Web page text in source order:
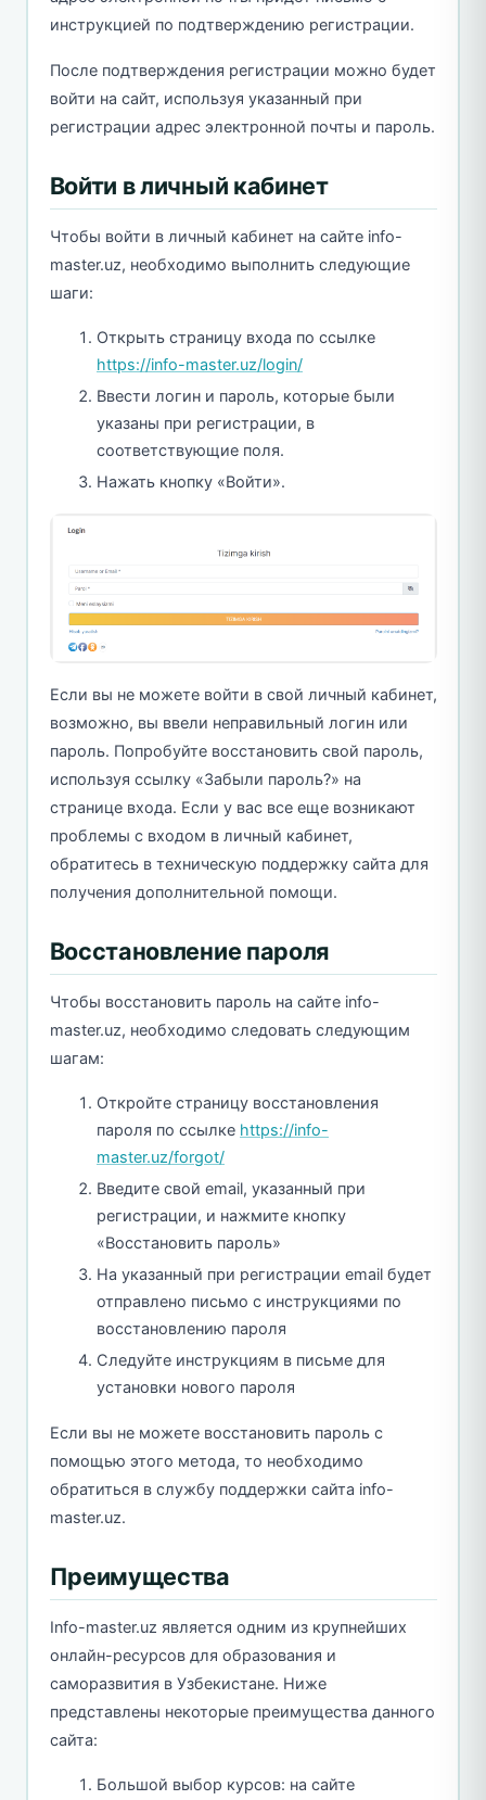
инструкцией по подтверждению регистрации.
После подтверждения регистрации можно будет
войти на сайт, используя указанный при
регистрации адрес электронной почты и пароль.
Войти в личный кабинет
Чтобы войти в личный кабинет на сайте info-
master.uz, необходимо выполнить следующие
шаги:
Открыть страницу входа по ссылке
https://info-master.uz/login/
Ввести логин и пароль, которые были
указаны при регистрации, в
соответствующие поля.
Нажать кнопку «Войти».
Если вы не можете войти в свой личный кабинет,
возможно, вы ввели неправильный логин или
пароль. Попробуйте восстановить свой пароль,
используя ссылку «Забыли пароль?» на
странице входа. Если у вас все еще возникают
проблемы с входом в личный кабинет,
обратитесь в техническую поддержку сайта для
получения дополнительной помощи.
Восстановление пароля
Чтобы восстановить пароль на сайте info-
master.uz, необходимо следовать следующим
шагам:
Откройте страницу восстановления
пароля по ссылке https://info-
master.uz/forgot/
Введите свой email, указанный при
регистрации, и нажмите кнопку
«Восстановить пароль»
На указанный при регистрации email будет
отправлено письмо с инструкциями по
восстановлению пароля
Следуйте инструкциям в письме для
установки нового пароля
Если вы не можете восстановить пароль с
помощью этого метода, то необходимо
обратиться в службу поддержки сайта info-
master.uz.
Преимущества
Info-master.uz является одним из крупнейших
онлайн-ресурсов для образования и
саморазвития в Узбекистане. Ниже
представлены некоторые преимущества данного
сайта:
Большой выбор курсов: на сайте